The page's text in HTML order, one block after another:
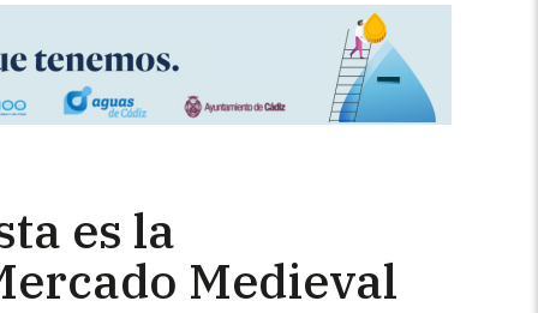
es la
Medieval